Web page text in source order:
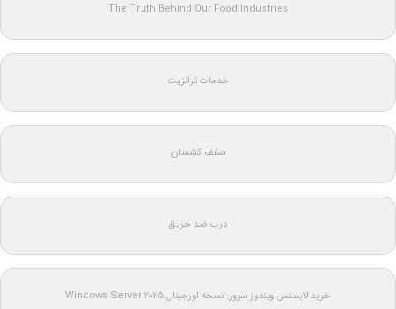
The Truth Behind Our Food Industries
خدمات ترانزیت
سقف کشسان
درب ضد حریق
خرید لایسنس ویندوز سرور: نسخه اورجینال Windows Server 2025